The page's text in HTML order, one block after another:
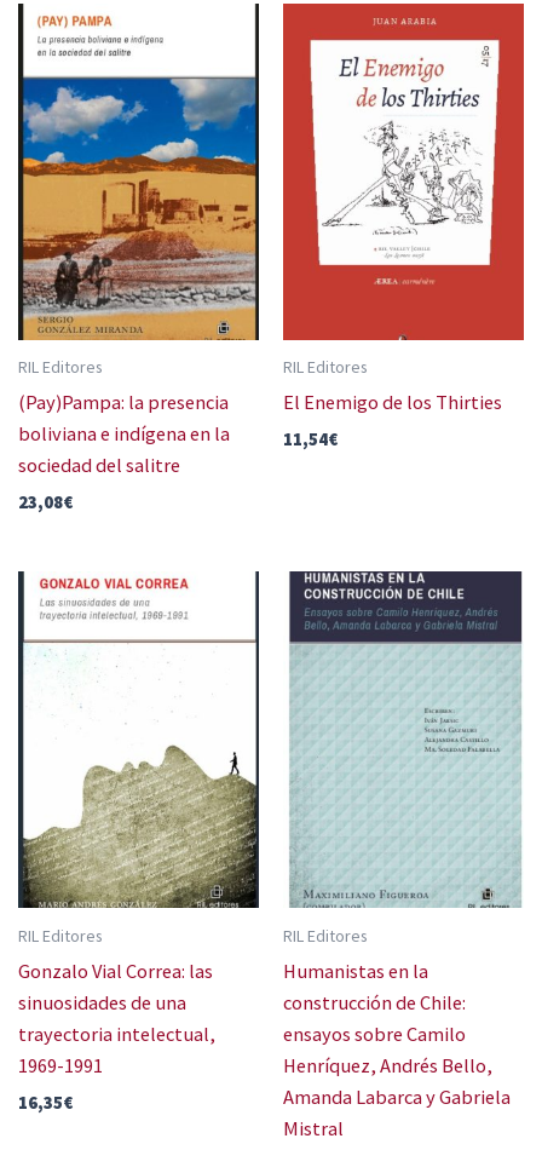
RIL Editores
(Pay)Pampa: la presencia
boliviana e indígena en la
sociedad del salitre
23,08€
RIL Editores
El Enemigo de los Thirties
11,54€
RIL Editores
Gonzalo Vial Correa: las
sinuosidades de una
trayectoria intelectual,
1969-1991
16,35€
RIL Editores
Humanistas en la
construcción de Chile:
ensayos sobre Camilo
Henríquez, Andrés Bello,
Amanda Labarca y Gabriela
Mistral